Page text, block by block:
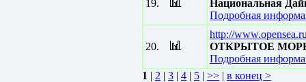
19.
Национальная
Подробная
20.
http://
ОТКРЫТОЕ МОРЕ -
Подробная
1 | 2 | 3 | 4 | 5 | >> | в конец >